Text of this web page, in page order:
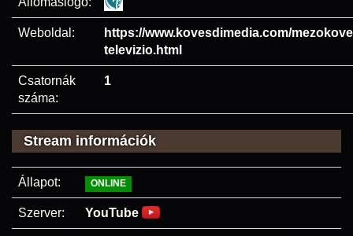
Weboldal:
https://www.kovesdimedia.com/
televizio.html
Csatornák
száma:
1
Stream információk
Állapot: ONLINE
Szerver: YouTube